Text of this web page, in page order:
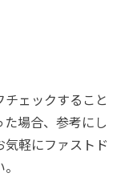
ェックすること
場合、参考にし
軽にファストド